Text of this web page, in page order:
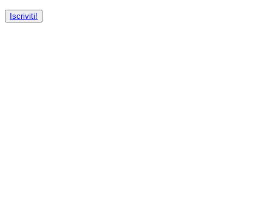
Iscriviti!